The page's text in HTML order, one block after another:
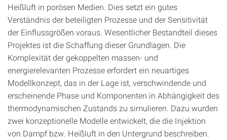
Heißluft in porösen Medien. Dies setzt ein gutes
Verständnis der beteiligten Prozesse und der Sensitivität
der Einflussgrößen voraus. Wesentlicher Bestandteil dieses
Projektes ist die Schaffung dieser Grundlagen. Die
Komplexität der gekoppelten massen- und
energierelevanten Prozesse erfordert ein neuartiges
Modellkonzept, das in der Lage ist, verschwindende und
erscheinende Phase und Komponenten in Abhängigkeit des
thermodynamischen Zustands zu simulieren. Dazu wurden
zwei konzeptionelle Modelle entwickelt, die die Injektion
von Dampf bzw. Heißluft in den Untergrund beschreiben.